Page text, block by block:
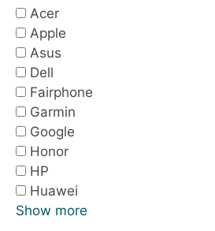
Acer
Apple
Asus
Dell
Fairphone
Garmin
Google
Honor
HP
Huawei
Show more